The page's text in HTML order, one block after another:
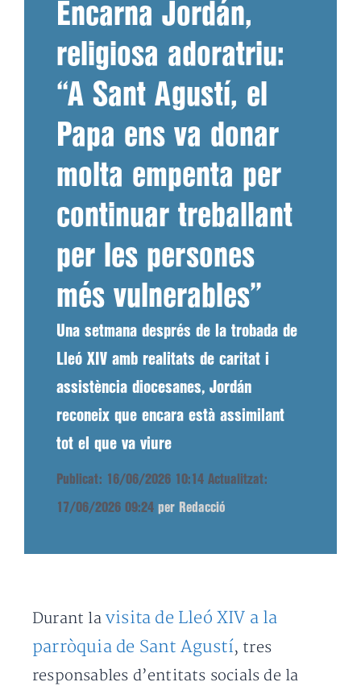
Encarna Jordán,
religiosa adoratriu:
“A Sant Agustí, el
Papa ens va donar
molta empenta per
continuar treballant
per les persones
més vulnerables”
Una setmana després de la trobada de
Lleó XIV amb realitats de caritat i
assistència diocesanes, Jordán
reconeix que encara està assimilant
tot el que va viure
Publicat: 16/06/2026 10:14 Actualitzat:
17/06/2026 09:24 per Redacció
Durant la visita de Lleó XIV a la
parròquia de Sant Agustí, tres
responsables d’entitats socials de la